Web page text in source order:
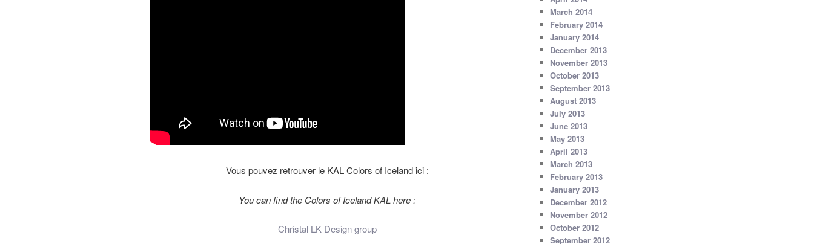
Vous pouvez retrouver le KAL Colors of Iceland ici :
You can find the Colors of Iceland KAL here :
Christal LK Design group
March 2014
February 2014
January 2014
December 2013
November 2013
October 2013
September 2013
August 2013
July 2013
June 2013
May 2013
April 2013
March 2013
February 2013
January 2013
December 2012
November 2012
October 2012
September 2012